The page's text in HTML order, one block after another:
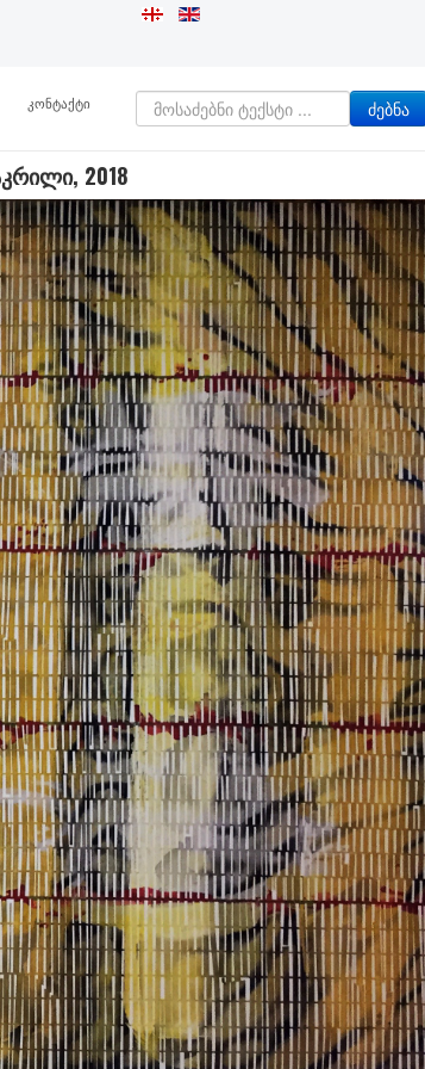
კონტაქტი ძებნა
2018